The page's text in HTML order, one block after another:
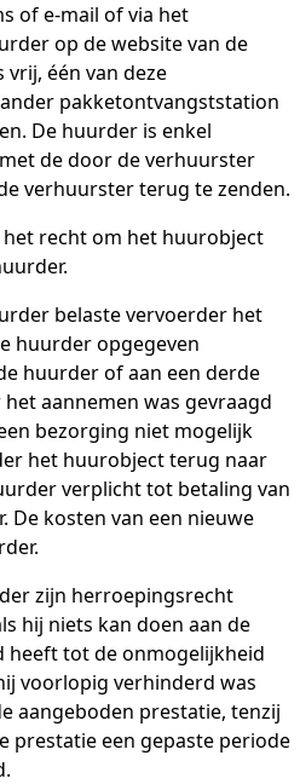
of e-mail of via het
op de website van de
één van deze
pakketontvangststation
De huurder is enkel
de door de verhuurster
verhuurster terug te zenden.
recht om het huurobject
belaste vervoerder het
huurder opgegeven
huurder of aan een derde
aannemen was gevraagd
bezorging niet mogelijk
het huurobject terug naar
verplicht tot betaling van
De kosten van een nieuwe
zijn herroepingsrecht
hij niets kan doen aan de
heeft tot de onmogelijkheid
voorlopig verhinderd was
aangeboden prestatie, tenzij
prestatie een gepaste periode